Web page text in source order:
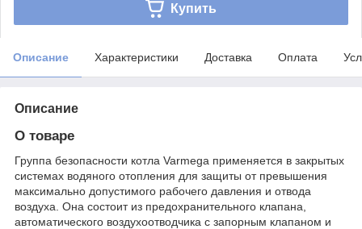
Купить
Описание Характеристики Доставка Оплата
Описание
О товаре
Группа безопасности котла Varmega применяется в закрытых
системах водяного отопления для защиты от превышения
максимально допустимого рабочего давления и отвода
воздуха. Она состоит из предохранительного клапана,
автоматического воздухоотводчика с запорным клапаном и